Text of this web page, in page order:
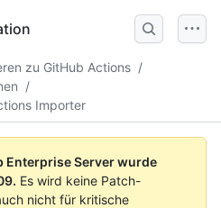
zu GitHub Actions /
/
Importer
Enterprise Server wurde
. Es wird keine Patch-
nicht für kritische